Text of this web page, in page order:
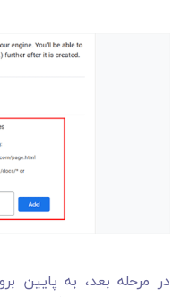
در مرحله بعد، به پایین